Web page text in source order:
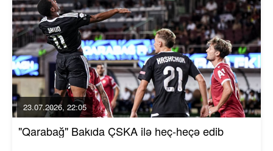
23.07.2026, 22:05
"Qarabağ" Bakıda ÇSKA ilə heç-heçə edib